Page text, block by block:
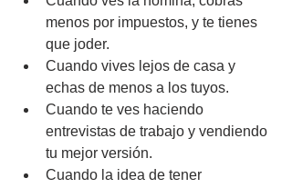
menos por impuestos, y te tienes
que joder.
Cuando vives lejos de casa y
echas de menos a los tuyos.
Cuando te ves haciendo
entrevistas de trabajo y vendiendo
tu mejor versión.
Cuando la idea de tener